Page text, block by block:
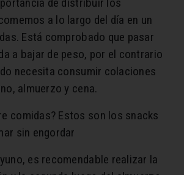
de distribuir los
a lo largo del día en un
Está comprobado que pasar
a bajar de peso, por el contrario
necesita consumir colaciones
almuerzo y cena.
es recomendable realizar la